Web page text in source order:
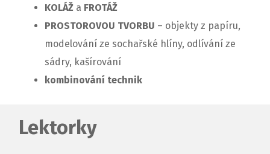
KOLÁŽ a FROTÁŽ
PROSTOROVOU TVORBU – objekty z papíru,
modelování ze sochařské hlíny, odlívání ze
sádry, kašírování
kombinování technik
Lektorky